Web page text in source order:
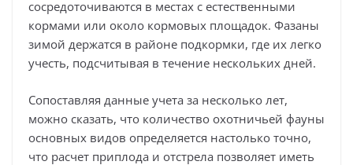
сосредоточиваются в местах с естественными
кормами или около кормовых площадок. Фазаны
зимой держатся в районе подкормки, где их легко
учесть, подсчитывая в течение нескольких дней.
Сопоставляя данные учета за несколько лет,
можно сказать, что количество охотничьей фауны
основных видов определяется настолько точно,
что расчет приплода и отстрела позволяет иметь